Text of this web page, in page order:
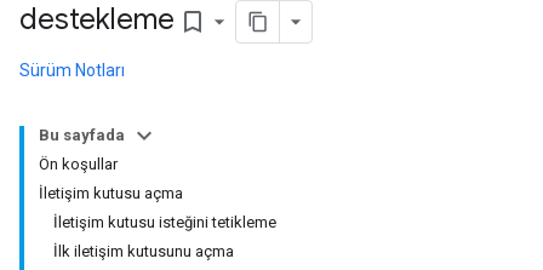
destekleme bookmark_border
Sürüm Notları
Bu sayfada
Ön koşullar
İletişim kutusu açma
İletişim kutusu isteğini tetikleme
İlk iletişim kutusunu açma